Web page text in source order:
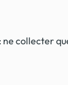
collecter